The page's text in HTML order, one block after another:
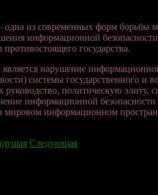
из современных форм борьбы
информационной безопасности
государства.
нарушение
системы государственного и
политическую элиту,
информационной
мировом информационном
Следующая